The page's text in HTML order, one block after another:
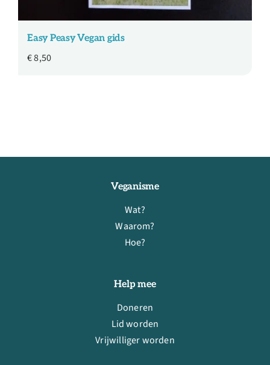
Easy Peasy Vegan gids
€8,50
Veganisme
Wat?
Waarom?
Hoe?
Help mee
Doneren
Lid worden
Vrijwilliger worden